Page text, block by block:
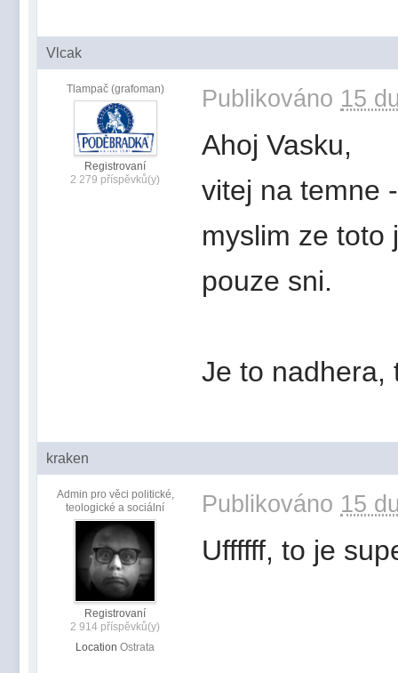
Vlcak
Tlampač (grafoman)
Registrovaní
2 279 příspěvků(y)
Publikováno 15
Ahoj Vasku,
vitej na temne
myslim ze toto
pouze sni.
Je to nadhera,
kraken
Admin pro věci politické,
teologické a sociální
Registrovaní
2 914 příspěvků(y)
Location Ostrata
Publikováno 15
Uffffff, to je